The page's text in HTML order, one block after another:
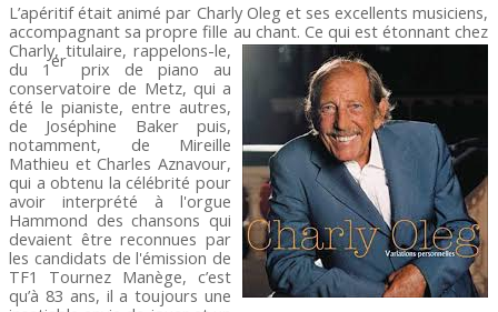
L’apéritif était animé par Charly Oleg et ses excellents musiciens,
accompagnant sa propre fille au chant. Ce qui est étonnant chez
Charly, titulaire, rappelons-le,
du 1er prix de piano au
conservatoire de Metz, qui a
été le pianiste, entre autres,
de Joséphine Baker puis,
notamment, de Mireille
Mathieu et Charles Aznavour,
qui a obtenu la célébrité pour
avoir interprété à l'orgue
Hammond des chansons qui
devaient être reconnues par
les candidats de l'émission de
TF1 Tournez Manège, c’est
qu’à 83 ans, il a toujours une